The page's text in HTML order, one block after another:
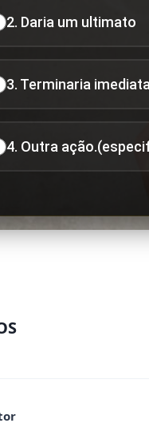
2. Daria um ultimato
3. Terminaria
4. Outra